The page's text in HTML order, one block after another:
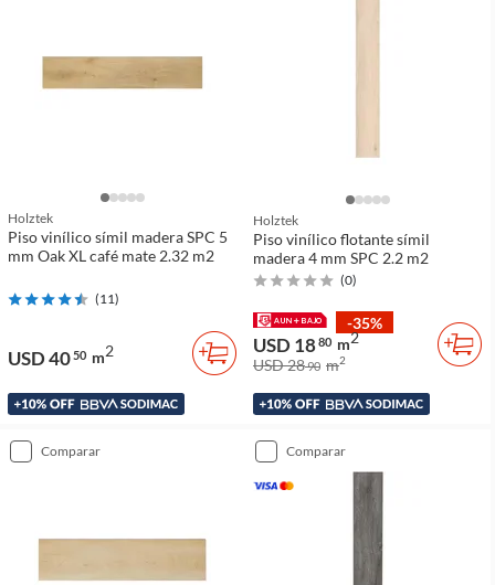
Holztek
Piso vinílico símil madera SPC 5
mm Oak XL café mate 2.32 m2
(11)
USD 4050 m2
Holztek
Piso vinílico flotante símil
madera 4 mm SPC 2.2 m2
(0)
-35%
USD 1880 m2
USD 2890 m2
comparar comparar